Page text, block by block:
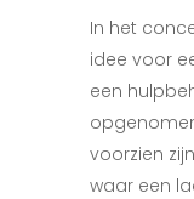
In het
idee voor
een
voorzien
waar een